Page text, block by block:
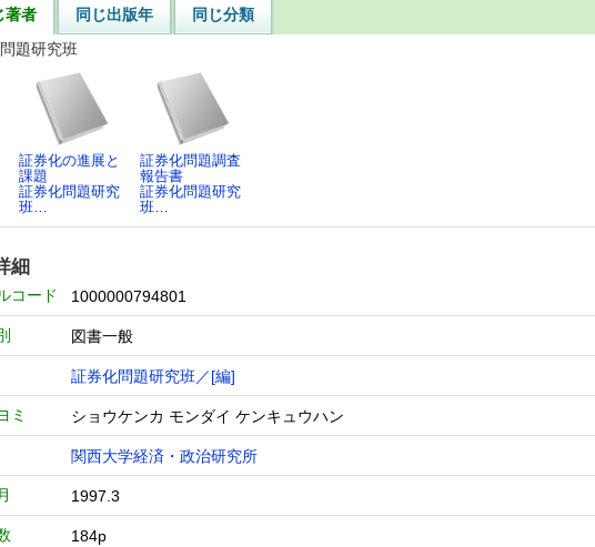
著者 同じ出版年
同じ分類
題研究班
証券化の進展と
課題
証券化問題研究
班…
証券化問題調査
報告書
証券化問題研究
班…
細
コード 1000000794801
図書一般
証券化問題研究班／[編]
ミ ショウケンカ モンダイ ケンキュウハン
関西大学経済・政治研究所
1997.3
184p